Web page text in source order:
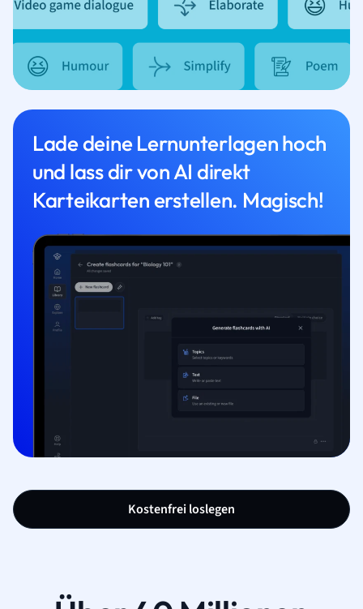
Lade deine Lernunterlagen hoch
und lass dir von AI direkt
Karteikarten erstellen. Magisch!
Kostenfrei loslegen